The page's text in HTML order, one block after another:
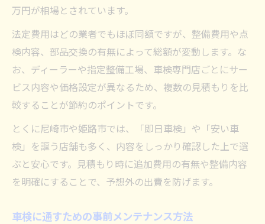
万円が相場とされています。
法定費用はどの業者でもほぼ同額ですが、整備費用や点
検内容、部品交換の有無によって総額が変動します。な
お、ディーラーや指定整備工場、車検専門店ごとにサー
ビス内容や価格設定が異なるため、複数の見積もりを比
較することが節約のポイントです。
とくに尼崎市や姫路市では、「即日車検」や「安い車
検」を謳う店舗も多く、内容をしっかり確認した上で選
ぶと安心です。見積もり時に追加費用の有無や整備内容
を明確にすることで、予想外の出費を防げます。
車検に通すための事前メンテナンス方法